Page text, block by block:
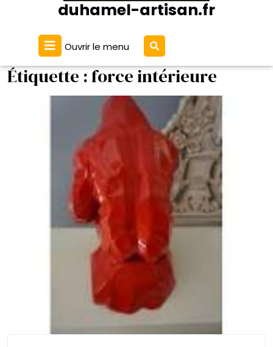
duhamel-artisan.fr
Ouvrir le menu Ouvrir
le
menu
Étiquette :force intérieure